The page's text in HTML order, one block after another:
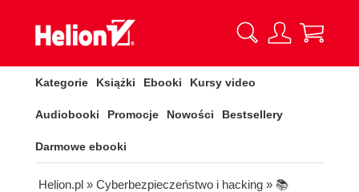
Kategorie Książki Ebooki Kursy video
Audiobooki Promocje Nowości Bestsellery
Darmowe ebooki
Helion.pl » Cyberbezpieczeństwo i hacking » 📚